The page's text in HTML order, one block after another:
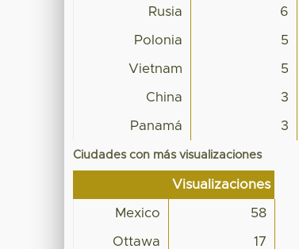
Rusia 6
Polonia 5
Vietnam 5
China 3
Panamá 3
Ciudades con más visualizaciones
Visualizaciones
Mexico 58
Ottawa 17